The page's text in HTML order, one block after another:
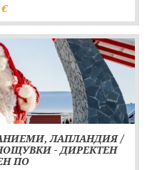
€
ЛАПЛАНДИЯ /
НОЩУВКИ - ДИРЕКТЕН
ПО